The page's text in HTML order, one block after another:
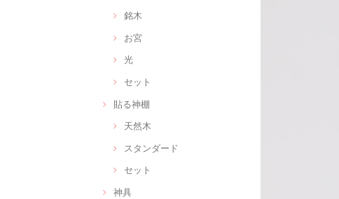
銘木
お宮
光
セット
貼る神棚
天然木
スタンダード
セット
神具